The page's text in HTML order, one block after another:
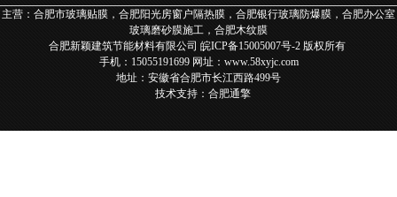
主营：合肥市玻璃贴膜，合肥阳光房窗户隔热膜，合肥银行玻璃防爆膜，合肥办公室
玻璃磨砂膜施工，合肥木纹膜
合肥新颖建筑节能材料有限公司 皖ICP备15005007号-2 版权所有
手机： 15055191699网址： www.58xyjc.com
地址：安徽省合肥市长江西路499号
技术支持： 合肥通擎